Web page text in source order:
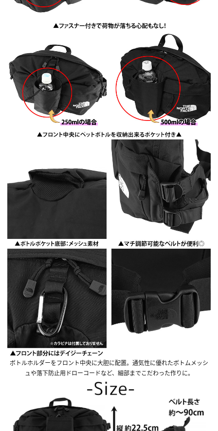
ボトルホルダーをフロント中央に大胆に配置。通気性に優れたボトムメッシ
ュや落下防止用ドローコードなど、細部までこだわった作りに。